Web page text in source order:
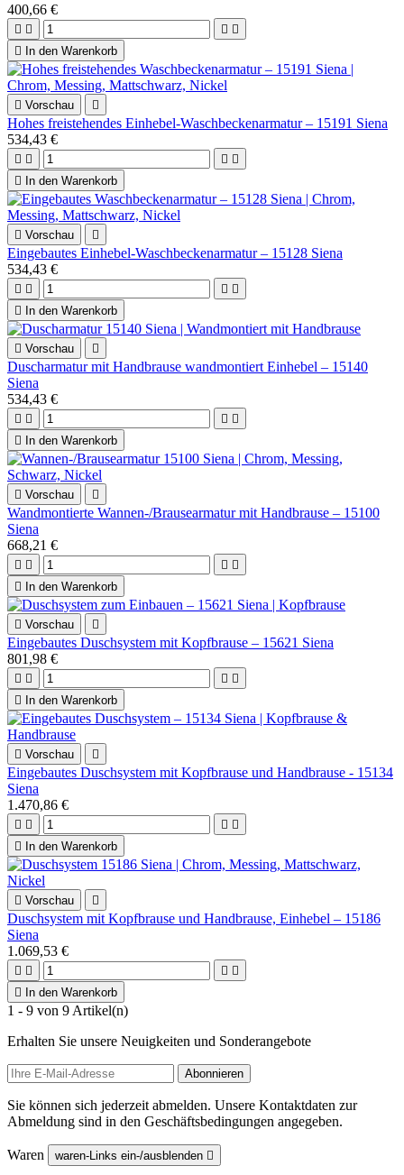
400,66 €
   

In den Warenkorb
 Vorschau 
Hohes freistehendes Einhebel-Waschbeckenarmatur – 15191 Siena
534,43 €
   

In den Warenkorb
 Vorschau 
Eingebautes Einhebel-Waschbeckenarmatur – 15128 Siena
534,43 €
   

In den Warenkorb
 Vorschau 
Duscharmatur mit Handbrause wandmontiert Einhebel – 15140
Siena
534,43 €
   

In den Warenkorb
 Vorschau 
Wandmontierte Wannen-/Brausearmatur mit Handbrause – 15100
Siena
668,21 €
   

In den Warenkorb
 Vorschau 
Eingebautes Duschsystem mit Kopfbrause – 15621 Siena
801,98 €
   

In den Warenkorb
 Vorschau 
Eingebautes Duschsystem mit Kopfbrause und Handbrause - 15134
Siena
1.470,86 €
   

In den Warenkorb
 Vorschau 
Duschsystem mit Kopfbrause und Handbrause, Einhebel – 15186
Siena
1.069,53 €
   

In den Warenkorb
1 - 9 von 9 Artikel(n)
Erhalten Sie unsere Neuigkeiten und Sonderangebote
Sie können sich jederzeit abmelden. Unsere Kontaktdaten zur
Abmeldung sind in den Geschäftsbedingungen angegeben.
Waren waren-Links ein-/ausblenden 